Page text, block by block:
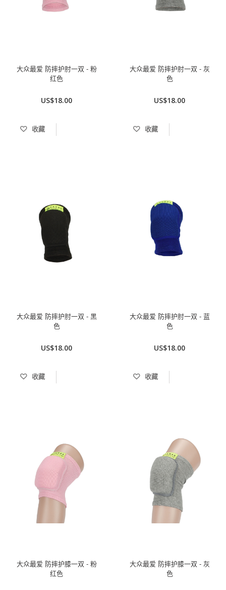
大众最爱 防摔护肘一双 - 粉
红色
US$18.00
收藏
大众最爱 防摔护肘一双 - 灰
色
US$18.00
收藏
大众最爱 防摔护肘一双 - 黑
色
US$18.00
收藏
大众最爱 防摔护肘一双 - 蓝
色
US$18.00
收藏
大众最爱 防摔护膝一双 - 粉
红色
大众最爱 防摔护膝一双 - 灰
色